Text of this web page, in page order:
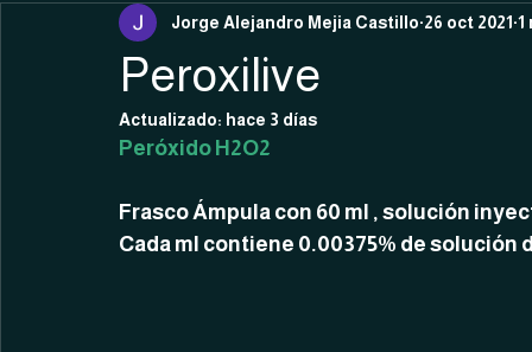
Peroxilive
Jorge Alejandro Mejia Castillo 26 oct 2021 1
Actualizado: hace 3 días
Peróxido H2O2
Frasco Ámpula con 60 ml , solución
Cada ml contiene 0.00375% de solución